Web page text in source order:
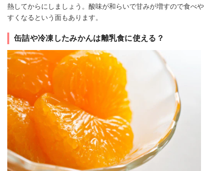
熱してからにしましょう。酸味が和らいで甘みが増すので食べや
すくなるという面もあります。
缶詰や冷凍したみかんは離乳食に使える？